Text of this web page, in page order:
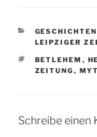
KATEGORIEN
GESCHICHTEN
LEIPZIGER
BETLEHEM ,
ZEITUNG ,
Schreibe einen